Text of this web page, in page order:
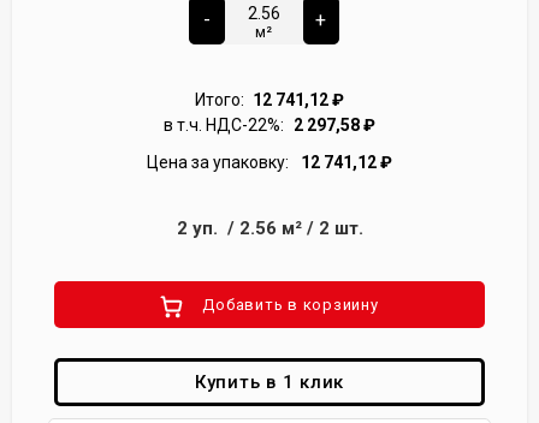
-
м²
+
Итого: 12 741,12₽
в т.ч. НДС-22%:
2 297,58₽
Цена за упаковку:
12 741,12₽
2 уп. / 2.56 м²/ 2 шт.
Добавить в корзиину
Купить в 1 клик